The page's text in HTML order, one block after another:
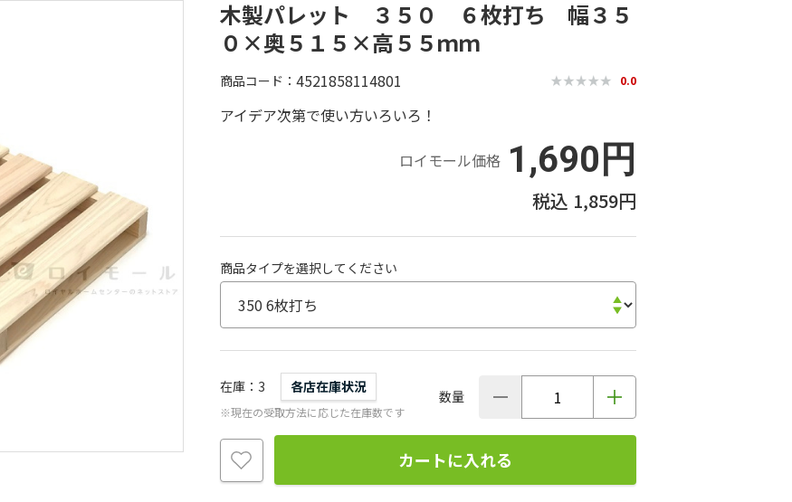
木製パレット ３５０ ６枚打ち 幅３５
０×奥５１５×高５５ｍｍ
商品コード 4521858114801 0.0
アイデア次第で使い方いろいろ！
ロイモール価格 1,690円
1,859円
商品タイプを選択してください
在庫 3 各店在庫状況
※現在の受取方法に応じた在庫数です
数量
カートに入れる